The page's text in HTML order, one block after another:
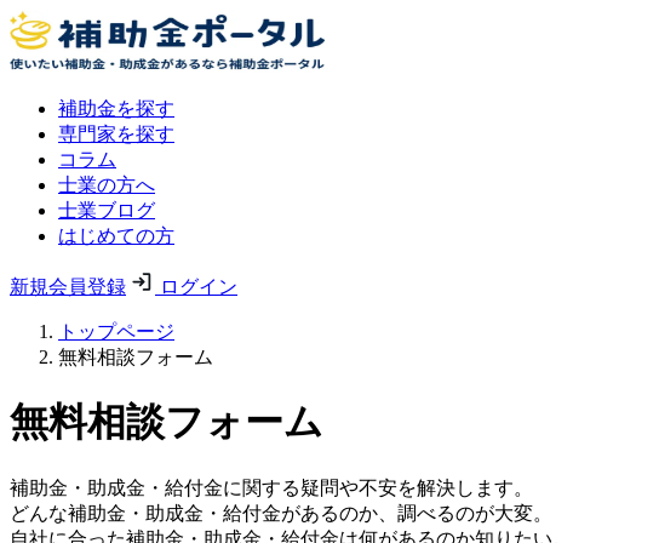
補助金を探す
専門家を探す
コラム
士業の方へ
士業ブログ
はじめての方
新規会員登録 ログイン
トップページ
無料相談フォーム
無料相談フォーム
補助金・助成金・給付金に関する疑問や不安を解決します。
どんな補助金・助成金・給付金があるのか、調べるのが大変。
自社に合った補助金・助成金・給付金は何があるのか知りたい。